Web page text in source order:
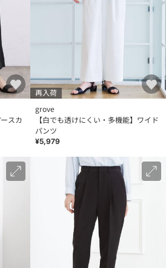
スカ
再入荷
grove
【白でも透けにくい・多機能】ワイド
パンツ
¥5,979